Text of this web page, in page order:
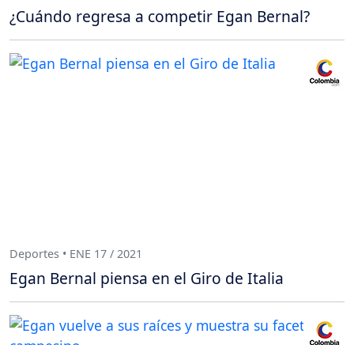
¿Cuándo regresa a competir Egan Bernal?
Deportes • ENE 17 / 2021
Egan Bernal piensa en el Giro de Italia